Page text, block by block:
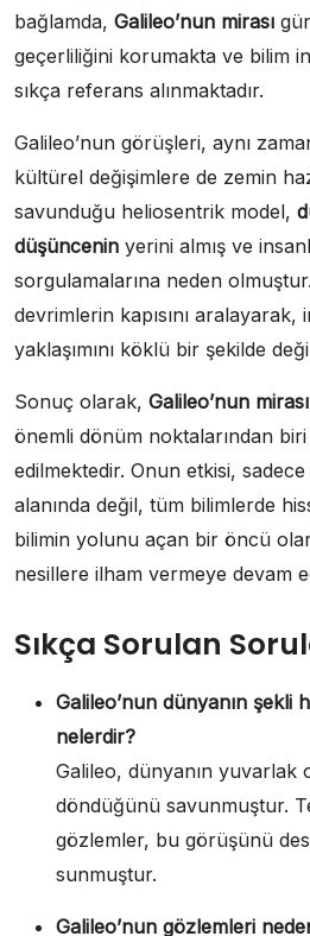
bağlamda, Galileo’nun mirası
geçerliliğini korumakta ve bilim
sıkça referans alınmaktadır.
Galileo’nun görüşleri, aynı
kültürel değişimlere de zemin
savunduğu heliosentrik model,
düşüncenin yerini almış ve
sorgulamalarına neden
devrimlerin kapısını aralayarak,
yaklaşımını köklü bir şekilde
Sonuç olarak, Galileo’nun mirası
önemli dönüm noktalarından
edilmektedir. Onun etkisi,
alanında değil, tüm bilimlerde
bilimin yolunu açan bir öncü
nesillere ilham vermeye devam
Sıkça Sorulan
Galileo’nun dünyanın şekli
nelerdir?
Galileo, dünyanın yuvarlak
döndüğünü savunmuştur.
gözlemler, bu görüşünü
sunmuştur.
Galileo’nun gözlemleri